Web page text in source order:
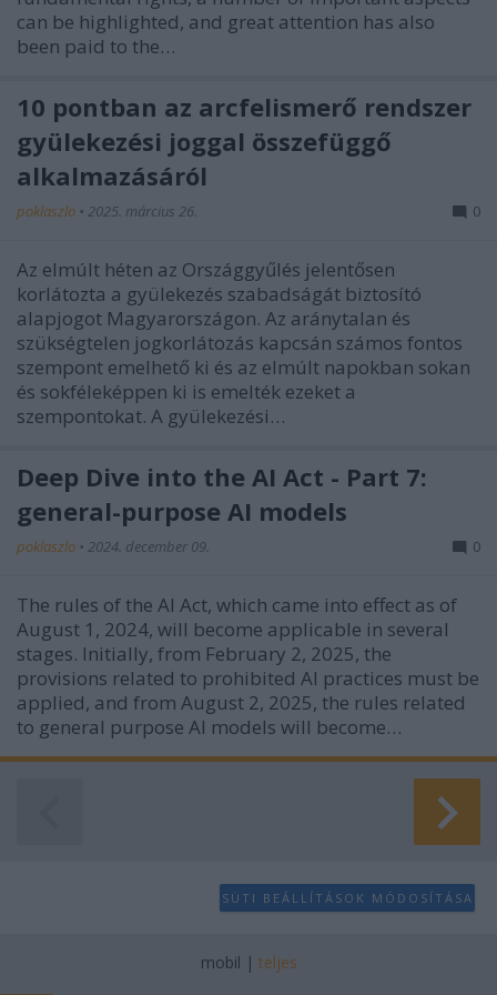
can be highlighted, and great attention has also
been paid to the…
10 pontban az arcfelismerő rendszer
gyülekezési joggal összefüggő
alkalmazásáról
poklaszlo • 2025. március 26. 0
Az elmúlt héten az Országgyűlés jelentősen
korlátozta a gyülekezés szabadságát biztosító
alapjogot Magyarországon. Az aránytalan és
szükségtelen jogkorlátozás kapcsán számos fontos
szempont emelhető ki és az elmúlt napokban sokan
és sokféleképpen ki is emelték ezeket a
szempontokat. A gyülekezési…
Deep Dive into the AI Act - Part 7:
general-purpose AI models
poklaszlo • 2024. december 09. 0
The rules of the AI Act, which came into effect as of
August 1, 2024, will become applicable in several
stages. Initially, from February 2, 2025, the
provisions related to prohibited AI practices must be
applied, and from August 2, 2025, the rules related
to general purpose AI models will become…
SÜTI BEÁLLÍTÁSOK MÓDOSÍTÁSA
mobil | teljes